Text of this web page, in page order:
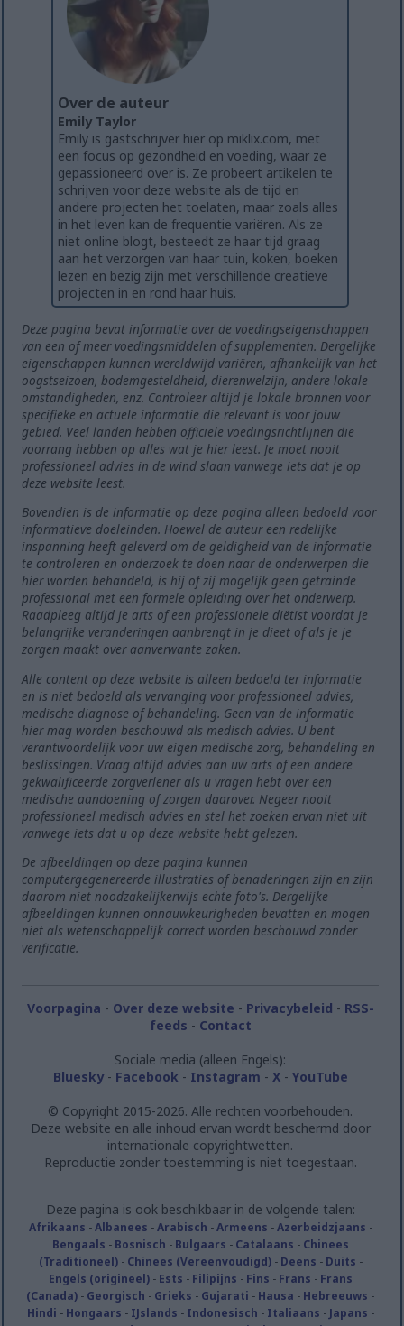
Over de auteur
Emily Taylor
Emily is gastschrijver hier op miklix.com, met
een focus op gezondheid en voeding, waar ze
gepassioneerd over is. Ze probeert artikelen te
schrijven voor deze website als de tijd en
andere projecten het toelaten, maar zoals alles
in het leven kan de frequentie variëren. Als ze
niet online blogt, besteedt ze haar tijd graag
aan het verzorgen van haar tuin, koken, boeken
lezen en bezig zijn met verschillende creatieve
projecten in en rond haar huis.
Deze pagina bevat informatie over de voedingseigenschappen
van een of meer voedingsmiddelen of supplementen. Dergelijke
eigenschappen kunnen wereldwijd variëren, afhankelijk van het
oogstseizoen, bodemgesteldheid, dierenwelzijn, andere lokale
omstandigheden, enz. Controleer altijd je lokale bronnen voor
specifieke en actuele informatie die relevant is voor jouw
gebied. Veel landen hebben officiële voedingsrichtlijnen die
voorrang hebben op alles wat je hier leest. Je moet nooit
professioneel advies in de wind slaan vanwege iets dat je op
deze website leest.
Bovendien is de informatie op deze pagina alleen bedoeld voor
informatieve doeleinden. Hoewel de auteur een redelijke
inspanning heeft geleverd om de geldigheid van de informatie
te controleren en onderzoek te doen naar de onderwerpen die
hier worden behandeld, is hij of zij mogelijk geen getrainde
professional met een formele opleiding over het onderwerp.
Raadpleeg altijd je arts of een professionele diëtist voordat je
belangrijke veranderingen aanbrengt in je dieet of als je je
zorgen maakt over aanverwante zaken.
Alle content op deze website is alleen bedoeld ter informatie
en is niet bedoeld als vervanging voor professioneel advies,
medische diagnose of behandeling. Geen van de informatie
hier mag worden beschouwd als medisch advies. U bent
verantwoordelijk voor uw eigen medische zorg, behandeling en
beslissingen. Vraag altijd advies aan uw arts of een andere
gekwalificeerde zorgverlener als u vragen hebt over een
medische aandoening of zorgen daarover. Negeer nooit
professioneel medisch advies en stel het zoeken ervan niet uit
vanwege iets dat u op deze website hebt gelezen.
De afbeeldingen op deze pagina kunnen
computergegenereerde illustraties of benaderingen zijn en zijn
daarom niet noodzakelijkerwijs echte foto's. Dergelijke
afbeeldingen kunnen onnauwkeurigheden bevatten en mogen
niet als wetenschappelijk correct worden beschouwd zonder
verificatie.
Voorpagina - Over deze website - Privacybeleid - RSS-
feeds - Contact
Sociale media (alleen Engels):
Bluesky- Facebook - Instagram - X- YouTube
© Copyright 2015-2026. Alle rechten voorbehouden.
Deze website en alle inhoud ervan wordt beschermd door
internationale copyrightwetten.
Reproductie zonder toestemming is niet toegestaan.
Deze pagina is ook beschikbaar in de volgende talen:
Afrikaans -Albanees -Arabisch -Armeens -Azerbeidzjaans -
Bengaals - Bosnisch - Bulgaars - Catalaans - Chinees
(Traditioneel)- Chinees (Vereenvoudigd)- Deens - Duits -
Engels (origineel)- Ests - Filipijns - Fins - Frans - Frans
(Canada) - Georgisch - Grieks - Gujarati - Hausa - Hebreeuws -
Hindi - Hongaars - IJslands - Indonesisch - Italiaans - Japans -